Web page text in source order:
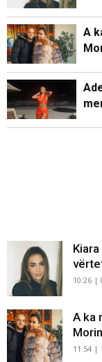
A
10:26 |
A ka
11:54 |